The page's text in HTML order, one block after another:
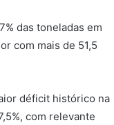
das toneladas em
com mais de 51,5
déficit histórico na
com relevante